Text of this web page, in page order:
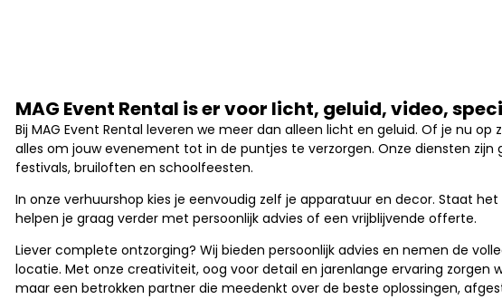
MAG Event Rental is er voor licht, geluid, video,
Bij MAG Event Rental leveren we meer dan alleen licht en geluid. Of je nu
alles om jouw evenement tot in de puntjes te verzorgen. Onze diensten
festivals, bruiloften en schoolfeesten.
In onze verhuurshop kies je eenvoudig zelf je apparatuur en decor. Staat
helpen je graag verder met persoonlijk advies of een vrijblijvende offerte.
Liever complete ontzorging? Wij bieden persoonlijk advies en nemen de
locatie. Met onze creativiteit, oog voor detail en jarenlange ervaring zorgen
maar een betrokken partner die meedenkt over de beste oplossingen,